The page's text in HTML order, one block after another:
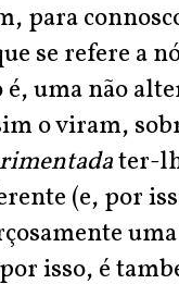
para
se refere a
uma não
o viram,
ter-
(e, por
isso, é